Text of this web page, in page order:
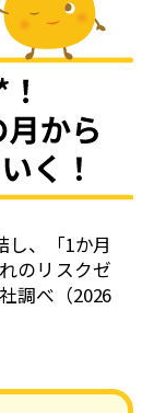
し、「1か月
のリスクゼ
調べ（2026